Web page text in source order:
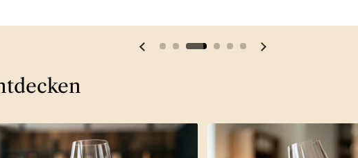
Vorherige Folie Nächste Folie